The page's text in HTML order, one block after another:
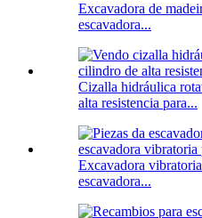
Excavadora de
escavadora...
Cizalla hidráulica
alta resistencia para...
Excavadora
escavadora...